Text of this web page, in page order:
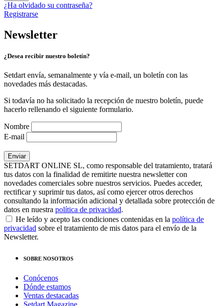
¿Ha olvidado su contraseña?
Registrarse
Newsletter
¿Desea recibir nuestro boletín?
Setdart envía, semanalmente y vía e-mail, un boletín con las
novedades más destacadas.
Si todavía no ha solicitado la recepción de nuestro boletín, puede
hacerlo rellenando el siguiente formulario.
Nombre
E-mail
SETDART ONLINE SL, como responsable del tratamiento, tratará
tus datos con la finalidad de remitirte nuestra newsletter con
novedades comerciales sobre nuestros servicios. Puedes acceder,
rectificar y suprimir tus datos, así como ejercer otros derechos
consultando la información adicional y detallada sobre protección de
datos en nuestra política de privacidad.
He leído y acepto las condiciones contenidas en la política de
privacidad sobre el tratamiento de mis datos para el envío de la
Newsletter.
SOBRE NOSOTROS
Conócenos
Dónde estamos
Ventas destacadas